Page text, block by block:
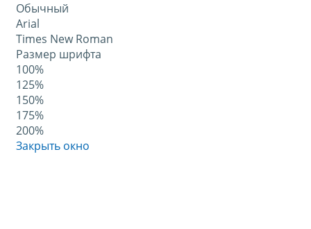
Обычный
Arial
Times New Roman
Размер шрифта
100%
125%
150%
175%
200%
Закрыть окно